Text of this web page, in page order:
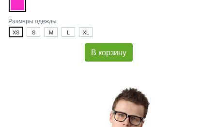
Размеры одежды
XS S M L XL
В корзину